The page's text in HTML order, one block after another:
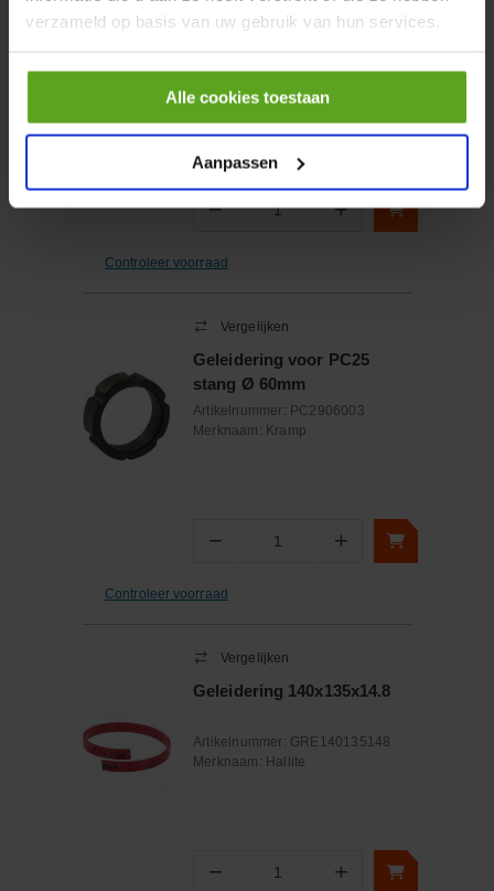
verzameld op basis van uw gebruik van hun services.
Alle cookies toestaan
Aanpassen
Geleidering 90x95x15.0
Merknaam:Hallite
− Aantal +
Controleer voorraad
Vergelijken
Geleidering voor PC25
stang Ø 60mm
Artikelnummer: PC2906003
Merknaam: Kramp
− Aantal +
Controleer voorraad
Vergelijken
Geleidering 140x135x14.8
Artikelnummer: GRE140135148
Merknaam: Hallite
− Aantal +